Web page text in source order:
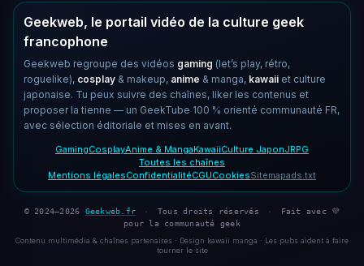
Geekweb, le portail vidéo de la culture geek
francophone
Geekweb regroupe des vidéos gaming (let’s play, rétro,
roguelike), cosplay & makeup, anime & manga, kawaii et culture
japonaise. Tu peux suivre des chaînes, liker les contenus et
proposer la tienne — un GeekTube 100 % orienté communauté FR,
avec sélection éditoriale et mises en avant.
GamingCosplayAnime & MangaKawaiiCulture JaponJRPG
Toutes les chaînes
Mentions légalesConfidentialitéCGUCookiesSitemapads.txt
© 2024–2026 Geekweb.fr · Tous droits réservés ·
Fait avec 💜
pour la communauté geek
Contenu multimédia & chaînes partenaires · Design kawaii manga · Les pubs aident à faire
tourner le site